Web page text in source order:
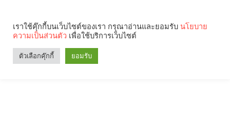
เราใช้คุ๊กกี้บนเว็บไซต์ของเรา กรุณาอ่านและยอมรับ นโยบาย
ความเป็นส่วนตัว เพื่อใช้บริการเว็บไซต์
ตัวเลือกคุ๊กกี้ ยอมรับ